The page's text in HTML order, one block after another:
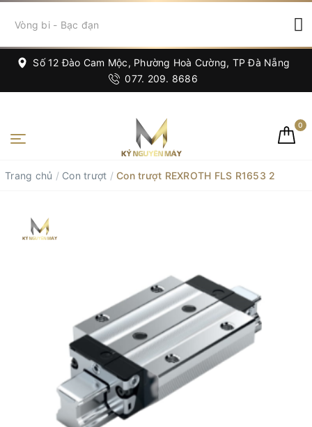
Số 12 Đào Cam Mộc, Phường Hoà Cường, TP Đà Nẵng
077. 209. 8686
0
Trang chủ / Con trượt / Con trượt REXROTH FLS R1653 2